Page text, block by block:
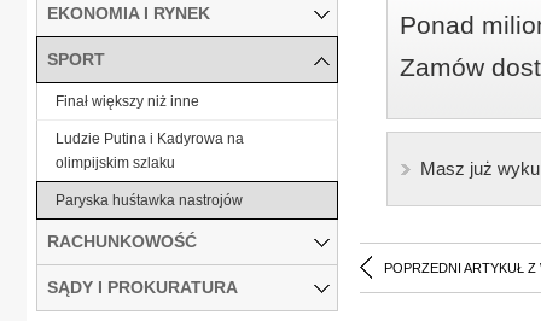
Ponad
Zamów
Masz już
POPRZEDNI ARTYKUŁ Z
EKONOMIA I RYNEK
SPORT
Finał większy niż inne
Ludzie Putina i Kadyrowa na
olimpijskim szlaku
Paryska huśtawka nastrojów
RACHUNKOWOŚĆ
SĄDY I PROKURATURA